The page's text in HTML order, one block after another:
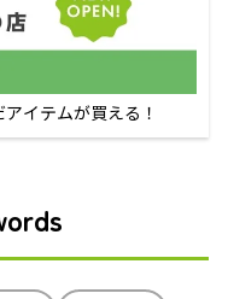
イテムが買える！